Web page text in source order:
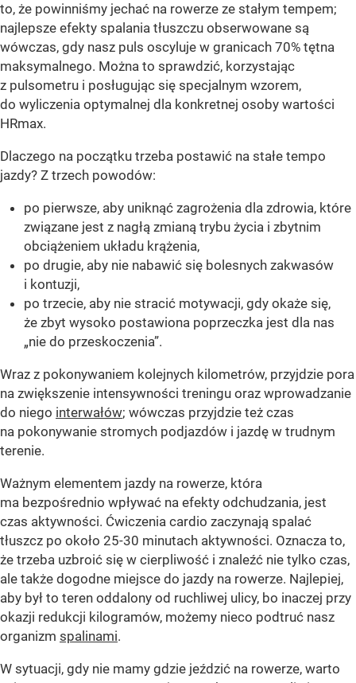
to, że powinniśmy jechać na rowerze ze stałym tempem;
najlepsze efekty spalania tłuszczu obserwowane są
wówczas, gdy nasz puls oscyluje w granicach 70% tętna
maksymalnego. Można to sprawdzić, korzystając
z pulsometru i posługując się specjalnym wzorem,
do wyliczenia optymalnej dla konkretnej osoby wartości
HRmax.
Dlaczego na początku trzeba postawić na stałe tempo
jazdy? Z trzech powodów:
po pierwsze, aby uniknąć zagrożenia dla zdrowia, które
związane jest z nagłą zmianą trybu życia i zbytnim
obciążeniem układu krążenia,
po drugie, aby nie nabawić się bolesnych zakwasów
i kontuzji,
po trzecie, aby nie stracić motywacji, gdy okaże się,
że zbyt wysoko postawiona poprzeczka jest dla nas
„nie do przeskoczenia”.
Wraz z pokonywaniem kolejnych kilometrów, przyjdzie pora
na zwiększenie intensywności treningu oraz wprowadzanie
do niego interwałów; wówczas przyjdzie też czas
na pokonywanie stromych podjazdów i jazdę w trudnym
terenie.
Ważnym elementem jazdy na rowerze, która
ma bezpośrednio wpływać na efekty odchudzania, jest
czas aktywności. Ćwiczenia cardio zaczynają spalać
tłuszcz po około 25-30 minutach aktywności. Oznacza to,
że trzeba uzbroić się w cierpliwość i znaleźć nie tylko czas,
ale także dogodne miejsce do jazdy na rowerze. Najlepiej,
aby był to teren oddalony od ruchliwej ulicy, bo inaczej przy
okazji redukcji kilogramów, możemy nieco podtruć nasz
organizm spalinami.
W sytuacji, gdy nie mamy gdzie jeździć na rowerze, warto